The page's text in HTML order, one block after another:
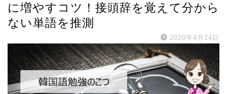
に増やすコツ！接頭辞を覚えて分から
ない単語を推測
2020年4月24日